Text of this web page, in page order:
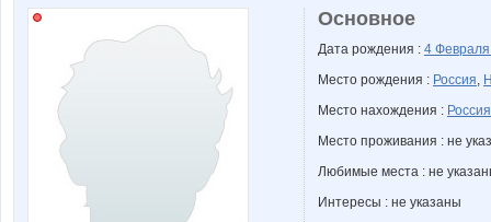
Основное
Дата рождения : 4
Место рождения : Россия,
Место нахождения : Россия
Место проживания : не
Любимые места : не
Интересы : не указаны